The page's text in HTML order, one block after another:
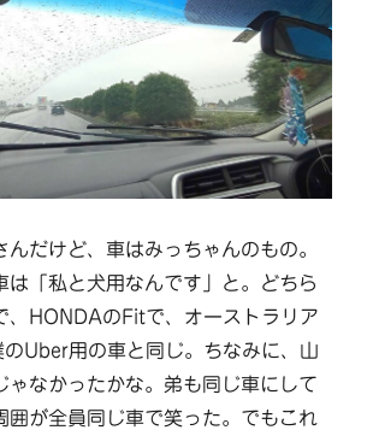
んだけど、車はみっちゃんのもの。
は「私と犬用なんです」と。どちら
、HONDAのFitで、オーストラリア
Uber用の車と同じ。ちなみに、山
ゃなかったかな。弟も同じ車にして
囲が全員同じ車で笑った。でもこれ